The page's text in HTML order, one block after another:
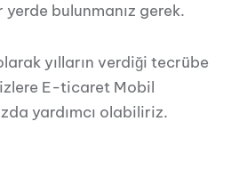
bulunmanız gerek.
yılların verdiği tecrübe
E-ticaret Mobil
yardımcı olabiliriz.